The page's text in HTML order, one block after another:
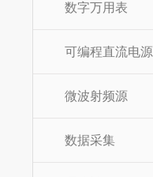
数字万用表
可编程直流电源
微波射频源
数据采集